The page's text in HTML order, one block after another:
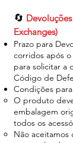
🔄
Exchanges)
Prazo para
corridos após
para solicitar a
Código de
Condições
O produto
embalagem
todos os
Não